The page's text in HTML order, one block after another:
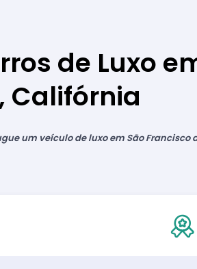
de Luxo
Califórnia
um veículo de luxo em São Francisco